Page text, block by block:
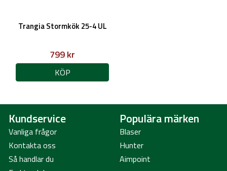
Trangia Stormkök 25-4 UL
799 kr
KÖP
Kundservice
Vanliga frågor
Kontakta oss
Så handlar du
Populära märken
Blaser
Hunter
Aimpoint